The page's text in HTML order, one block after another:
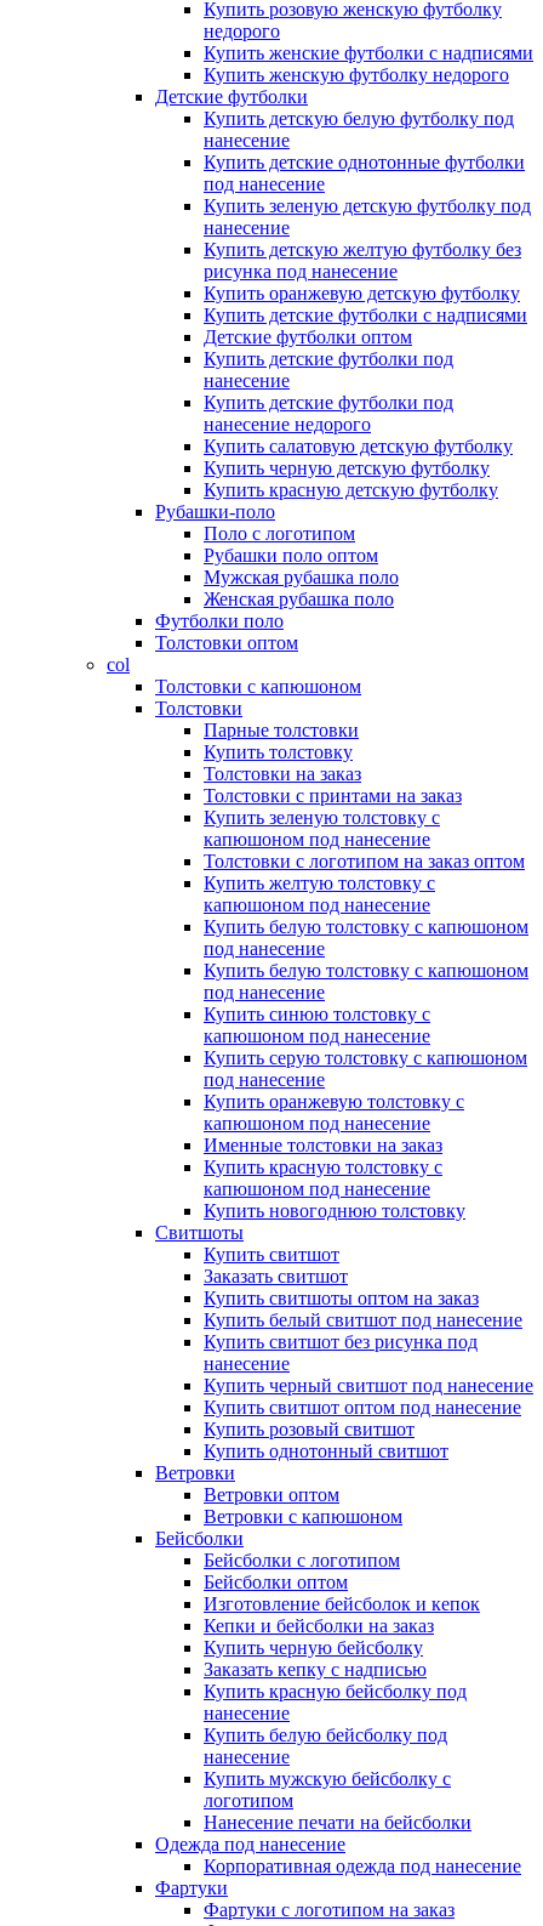
Купить розовую женскую футболку
недорого
Купить женские футболки с надписями
Купить женскую футболку недорого
Детские футболки
Купить детскую белую футболку под
нанесение
Купить детские однотонные футболки
под нанесение
Купить зеленую детскую футболку под
нанесение
Купить детскую желтую футболку без
рисунка под нанесение
Купить оранжевую детскую футболку
Купить детские футболки с надписями
Детские футболки оптом
Купить детские футболки под
нанесение
Купить детские футболки под
нанесение недорого
Купить салатовую детскую футболку
Купить черную детскую футболку
Купить красную детскую футболку
Рубашки-поло
Поло с логотипом
Рубашки поло оптом
Мужская рубашка поло
Женская рубашка поло
Футболки поло
Толстовки оптом
col
Толстовки с капюшоном
Толстовки
Парные толстовки
Купить толстовку
Толстовки на заказ
Толстовки с принтами на заказ
Купить зеленую толстовку с
капюшоном под нанесение
Толстовки с логотипом на заказ оптом
Купить желтую толстовку с
капюшоном под нанесение
Купить белую толстовку с капюшоном
под нанесение
Купить белую толстовку с капюшоном
под нанесение
Купить синюю толстовку с
капюшоном под нанесение
Купить серую толстовку с капюшоном
под нанесение
Купить оранжевую толстовку с
капюшоном под нанесение
Именные толстовки на заказ
Купить красную толстовку с
капюшоном под нанесение
Купить новогоднюю толстовку
Свитшоты
Купить свитшот
Заказать свитшот
Купить свитшоты оптом на заказ
Купить белый свитшот под нанесение
Купить свитшот без рисунка под
нанесение
Купить черный свитшот под нанесение
Купить свитшот оптом под нанесение
Купить розовый свитшот
Купить однотонный свитшот
Ветровки
Ветровки оптом
Ветровки с капюшоном
Бейсболки
Бейсболки с логотипом
Бейсболки оптом
Изготовление бейсболок и кепок
Кепки и бейсболки на заказ
Купить черную бейсболку
Заказать кепку с надписью
Купить красную бейсболку под
нанесение
Купить белую бейсболку под
нанесение
Купить мужскую бейсболку с
логотипом
Нанесение печати на бейсболки
Одежда под нанесение
Корпоративная одежда под нанесение
Фартуки
Фартуки с логотипом на заказ